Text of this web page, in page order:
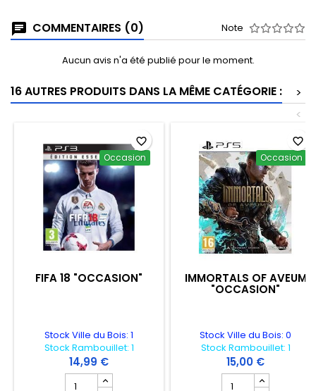
COMMENTAIRES (0) Note
Aucun avis n'a été publié pour le moment.
16 AUTRES PRODUITS DANS LA MÊME CATÉGORIE :
>
<
Occasion
FIFA 18 "OCCASION"
Stock Ville du Bois: 1
Stock Rambouillet: 1
14,99 €
Champ quantité du produit FIFA 18 "OCCASION"
favorite_border
Occasion
IMMORTALS OF AVEUM
"OCCASION"
Stock Ville du Bois: 0
Stock Rambouillet: 1
15,00 €
Champ quantité du
favorite_border